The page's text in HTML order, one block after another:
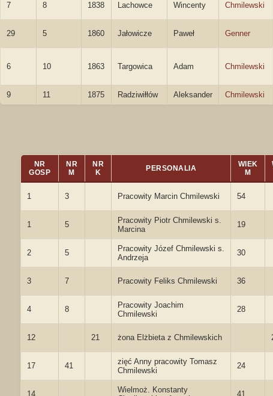
7 8 1838 Lachowce Wincenty Chmilewski
29 5 1860 Jałowicze Paweł Genner
6 10 1863 Targowica Adam Chmilewski
9 11 1875 Radziwiłłów Aleksander Chmilewski
NR
GOSP
NR
M
NR
K
PERSONALIA
WIEK
M
1 3 Pracowity Marcin Chmilewski 54
1 5
Pracowity Piotr Chmilewski s.
Marcina
19
2 5
Pracowity Józef Chmilewski s.
Andrzeja
30
3 7 Pracowity Feliks Chmilewski 36
4 8
Pracowity Joachim
Chmilewski
28
12 21 żona Elżbieta z Chmilewskich
17 41
zięć Anny pracowity Tomasz
Chmilewski
24
14
Wielmoż. Konstanty
41